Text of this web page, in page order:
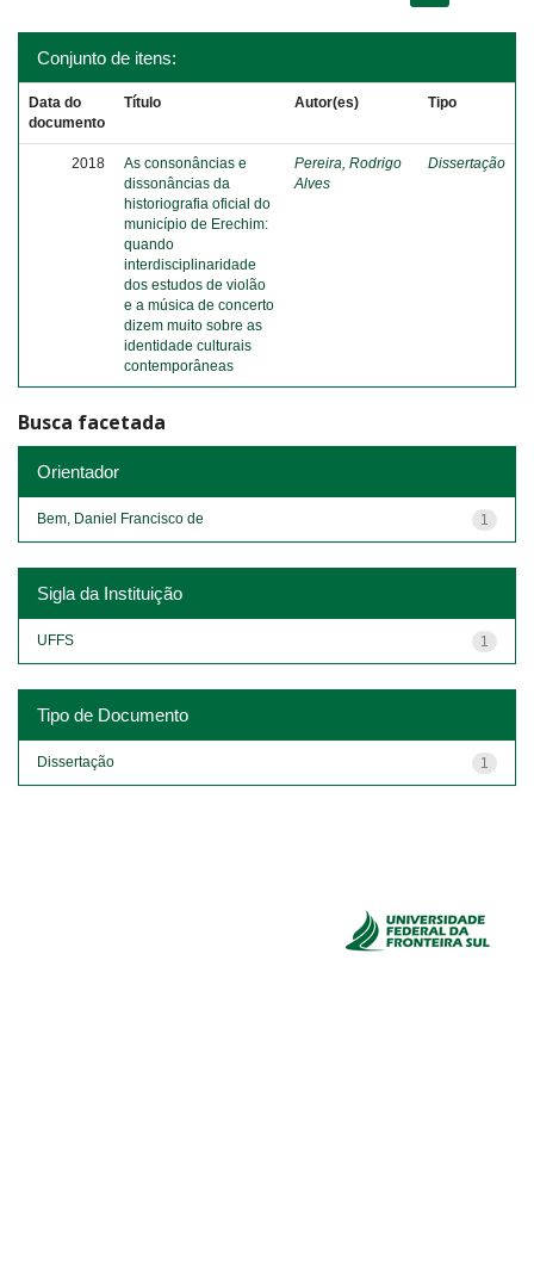
Conjunto de itens:
Data do
documento
Título Autor(es) Tipo
2018
As consonâncias e
dissonâncias da
historiografia oficial do
município de Erechim:
quando
interdisciplinaridade
dos estudos de violão
e a música de concerto
dizem muito sobre as
identidade culturais
contemporâneas
Pereira, Rodrigo
Alves
Dissertação
Busca facetada
Orientador
1
Bem, Daniel Francisco de
Sigla da Instituição
1
UFFS
Tipo de Documento
1
Dissertação